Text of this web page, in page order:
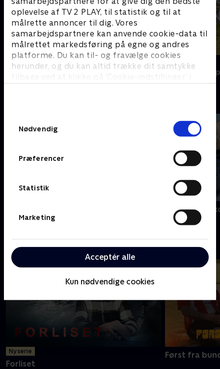
oplevelse af TV 2 PLAY, til statistik og til at
målrette annoncer til dig. Vores
samarbejdspartnere kan anvende cookie-data til
målrettet markedsføring på egne og andres
platforme. Du kan til- og fravælge cookies
herunder, og du kan altid trække dit samtykke
tilbage ved at klikke på ’Cookie-indstillinger’ i
Nødvendig
Præferencer
Statistik
Marketing
Acceptér alle
Kun nødvendige cookies
Dirchs datter Nye episoder
Drømmeslot
Et hjem til
Ny serie
Forliset
Først fra